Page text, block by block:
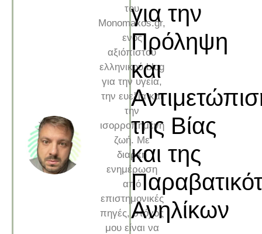
του
Monomaxos.gr,
ενός
αξιόπιστου
ελληνικού blog
για την υγεία,
την ευεξία και
την
ισορροπημένη
ζωή. Με
διαρκή
ενημέρωση
από
επιστημονικές
πηγές, στόχος
μου είναι να
για την
Πρόληψη
και
της Βίας
και της
Ανηλίκων